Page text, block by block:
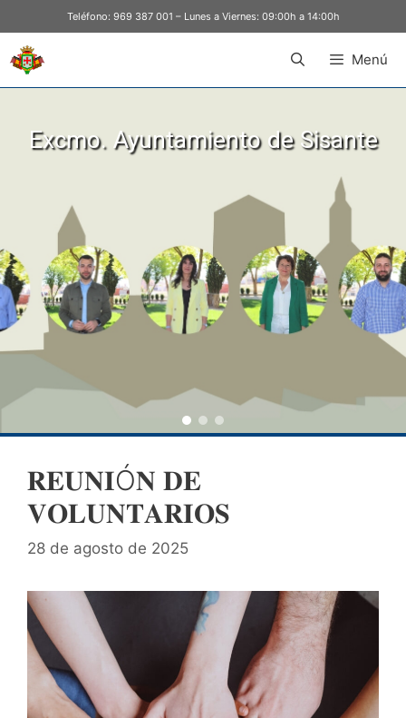
Teléfono: 969 387 001 – Lunes a Viernes: 09:00h a 14:00h
Menú
Excmo. Ayuntamiento de Sisante
𝐑𝐄𝐔𝐍𝐈Ó𝐍 𝐃𝐄
𝐕𝐎𝐋𝐔𝐍𝐓𝐀𝐑𝐈𝐎𝐒
28 de agosto de 2025